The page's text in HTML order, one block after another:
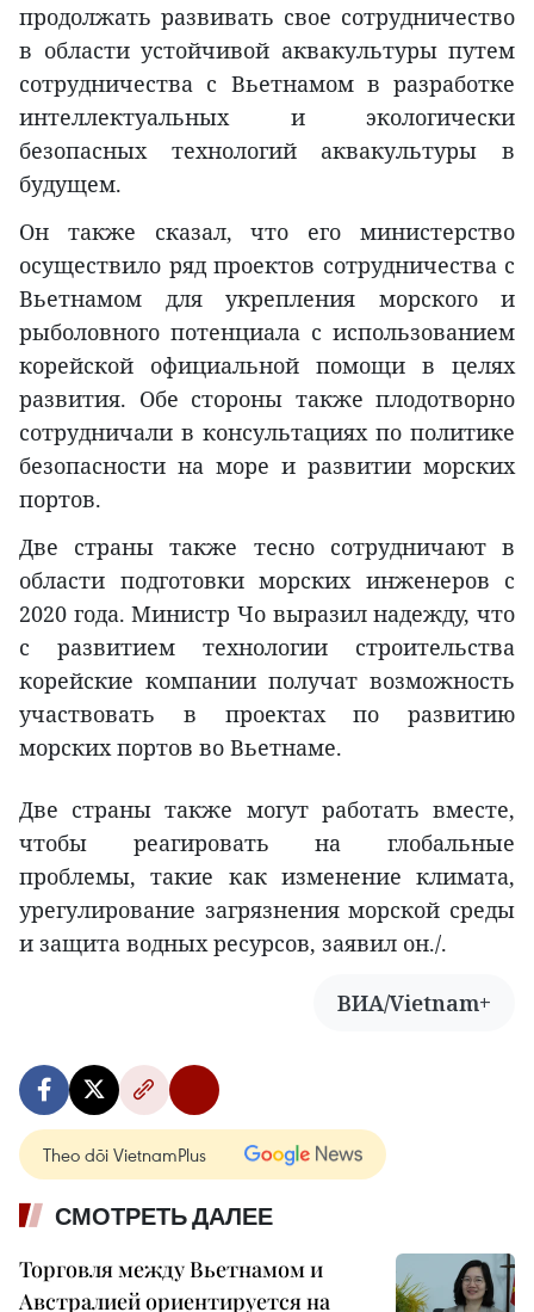
продолжать развивать свое сотрудничество
в области устойчивой аквакультуры путем
сотрудничества с Вьетнамом в разработке
интеллектуальных и экологически
безопасных технологий аквакультуры в
будущем.
Он также сказал, что его министерство
осуществило ряд проектов сотрудничества с
Вьетнамом для укрепления морского и
рыболовного потенциала с использованием
корейской официальной помощи в целях
развития. Обе стороны также плодотворно
сотрудничали в консультациях по политике
безопасности на море и развитии морских
портов.
Две страны также тесно сотрудничают в
области подготовки морских инженеров с
2020 года. Министр Чо выразил надежду, что
с развитием технологии строительства
корейские компании получат возможность
участвовать в проектах по развитию
морских портов во Вьетнаме.
Две страны также могут работать вместе,
чтобы реагировать на глобальные
проблемы, такие как изменение климата,
урегулирование загрязнения морской среды
и защита водных ресурсов, заявил он./.
ВИА/Vietnam+
Theo dõi VietnamPlus
СМОТРЕТЬ ДАЛЕЕ
Торговля между Вьетнамом и
Австралией ориентируется на